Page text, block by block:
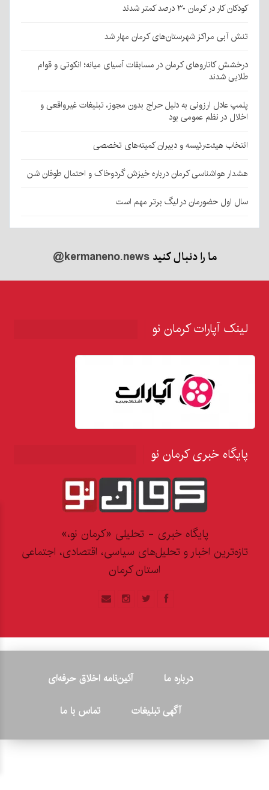
کودکان کار در کرمان ۳۰ درصد کمتر شدند
تنش آبی مراکز شهرستان‌های کرمان مهار شد
درخشش کاتاروهای کرمان در مسابقات آسیای میانه؛ انکوتی و قوام
طلایی شدند
پلمپ عادل ارزونی به دليل حراج بدون مجوز، تبليغات غیرواقعی و
اخلال در نظم عمومی بود
انتخاب هیئت‌رئیسه و دبیران کمیته‌های تخصصی
هشدار هواشناسی کرمان درباره خیزش گردوخاک و احتمال طوفان شن
سال اول حضورمان در لیگ برتر مهم است
ما را دنبال کنید@kermaneno.news
لینک آپارات کرمان نو
پایگاه خبری کرمان نو
پایگاه خبری - تحلیلی «کرمان نو،»
تازه‌ترین اخبار و تحلیل‌های سیاسی، اقتصادی، اجتماعی
استان کرمان
درباره ما
آئین‌نامه اخلاق حرفه‌ای
آگهی تبلیغات
تماس با ما